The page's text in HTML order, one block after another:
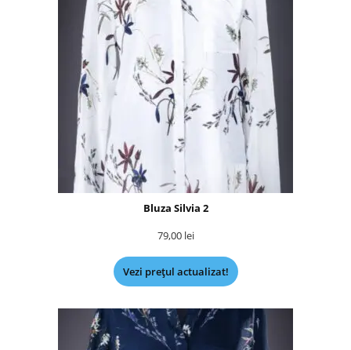
Bluza Silvia 2
79,00 lei
Vezi prețul actualizat!